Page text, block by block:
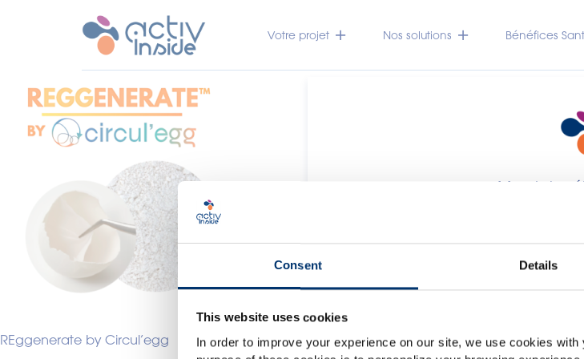
Consent Details
This website uses cookies
In order to improve your experience on our site, we use cookies
Merci de
Veuillez noter que ce site web est
des compléments alimentaires
accessible dans plusieurs pays, il
classification non conformes au
Votre projet Nos solutions Bénéfices
REggenerate by Circul’egg